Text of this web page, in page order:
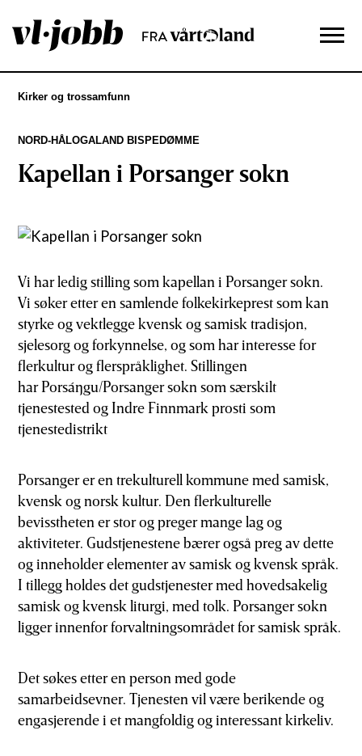
Kirker og trossamfunn
NORD-HÅLOGALAND BISPEDØMME
Kapellan i Porsanger sokn
Vi har ledig stilling som kapellan i Porsanger sokn.
Vi søker etter en samlende folkekirkeprest som kan
styrke og vektlegge kvensk og samisk tradisjon,
sjelesorg og forkynnelse, og som har interesse for
flerkultur og flerspråklighet. Stillingen
har Porsáŋgu/Porsanger sokn som særskilt
tjenestested og Indre Finnmark prosti som
tjenestedistrikt
Porsanger er en trekulturell kommune med samisk,
kvensk og norsk kultur. Den flerkulturelle
bevisstheten er stor og preger mange lag og
aktiviteter. Gudstjenestene bærer også preg av dette
og inneholder elementer av samisk og kvensk språk.
I tillegg holdes det gudstjenester med hovedsakelig
samisk og kvensk liturgi, med tolk. Porsanger sokn
ligger innenfor forvaltningsområdet for samisk språk.
Det søkes etter en person med gode
samarbeidsevner. Tjenesten vil være berikende og
engasjerende i et mangfoldig og interessant kirkeliv.